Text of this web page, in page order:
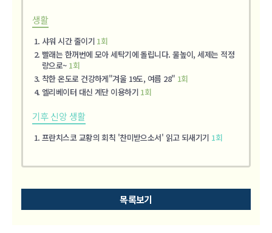
생활
샤워 시간 줄이기 1회
빨래는 한꺼번에 모아 세탁기에 돌립니다. 물높이, 세제는 적정
량으로~ 1회
착한 온도로 건강하게"겨울 19도, 여름 28" 1회
엘리베이터 대신 계단 이용하기 1회
기후 신앙 생활
프란치스코 교황의 회칙 '찬미받으소서' 읽고 되새기기 1회
목록보기